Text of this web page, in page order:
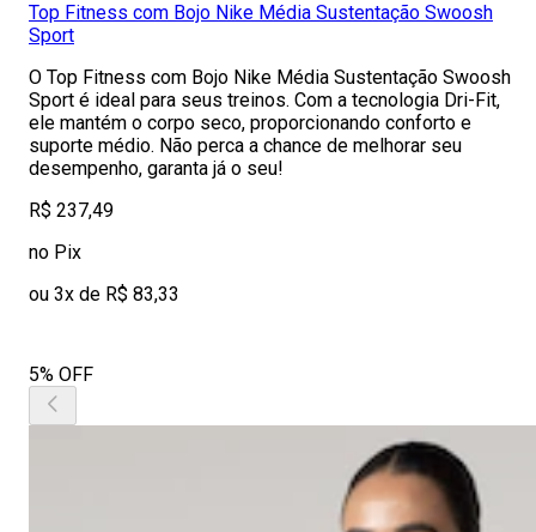
Top Fitness com Bojo Nike Média Sustentação Swoosh
Sport
O Top Fitness com Bojo Nike Média Sustentação Swoosh
Sport é ideal para seus treinos. Com a tecnologia Dri-Fit,
ele mantém o corpo seco, proporcionando conforto e
suporte médio. Não perca a chance de melhorar seu
desempenho, garanta já o seu!
R$ 237,49
no Pix
ou 3x de R$ 83,33
5% OFF